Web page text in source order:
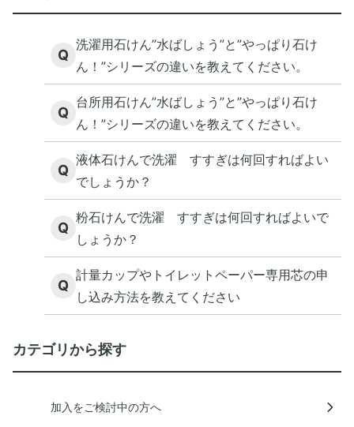
Q
洗濯用石けん”水ばしょう”と”やっぱり石け
ん！”シリーズの違いを教えてください。
Q
台所用石けん”水ばしょう”と”やっぱり石け
ん！”シリーズの違いを教えてください。
Q
液体石けんで洗濯 すすぎは何回すればよい
でしょうか？
Q
粉石けんで洗濯 すすぎは何回すればよいで
しょうか？
Q
計量カップやトイレットペーパー専用芯の申
し込み方法を教えてください
カテゴリから探す
加入をご検討中の方へ